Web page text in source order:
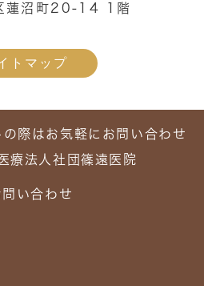
蓮沼町20-14 1階
トマップ
際はお気軽にお問い合わせ
療法人社団篠遠医院
問い合わせ